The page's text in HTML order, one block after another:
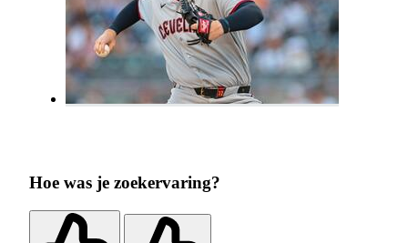
Hoe was je zoekervaring?